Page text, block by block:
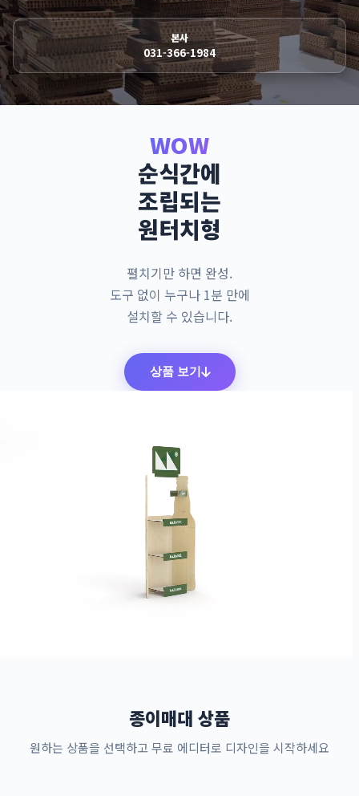
본사
031-366-1984
WOW
순식간에
조립되는
원터치형
펼치기만 하면 완성.
도구 없이 누구나 1분 만에
설치할 수 있습니다.
상품 보기
종이매대 상품
원하는 상품을 선택하고 무료 에디터로 디자인을 시작하세요